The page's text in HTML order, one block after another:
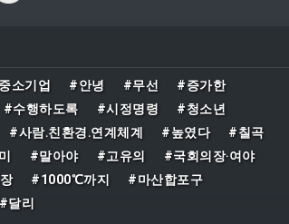
부산시는 16개 구·군과 5개 공사·공
단을 대상으로 점검 추진 실적, 기관
장 관심도, 위험요인 후속조치, 대시
민 홍보 등을 심사했다
소기업 #안녕 #무선
#증가한
#수행하도록 #시정명령
#청소년
#사람․친환경․연계체계 #높였다
#칠곡
#말아야 #고유의
#국회의장‧여야
#1000℃까지
#마산합포구
#달리